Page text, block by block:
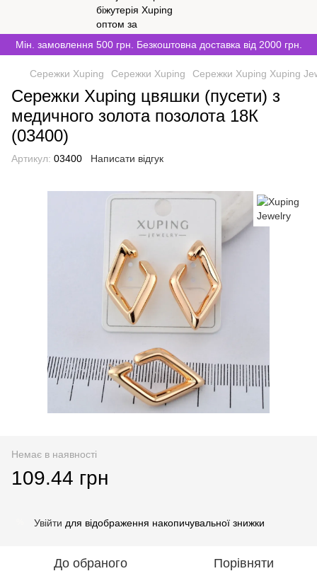
Мін. замовлення 500 грн. Безкоштовна доставка від 2000 грн.
Сережки Xuping Сережки Xuping Сережки Xuping Xuping
Сережки Xuping цвяшки (пусети) з
медичного золота позолота 18К
(03400)
Артикул: 03400 Написати відгук
Немає в наявності
109.44 грн
Увійти для відображення накопичувальної знижки
До обраного Порівняти